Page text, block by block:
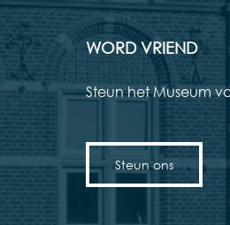
WORD VRIEND
Steun het Museum
Steun ons